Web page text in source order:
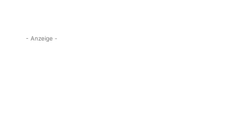
- Anzeige -